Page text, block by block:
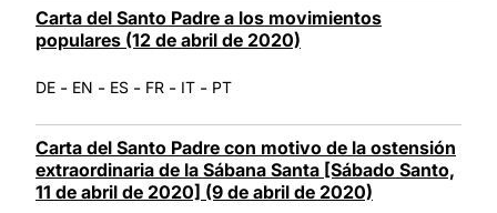
Carta del Santo Padre a los movimientos
populares (12 de abril de 2020)
DE - EN - ES - FR - IT - PT
Carta del Santo Padre con motivo de la ostensión
extraordinaria de la Sábana Santa [Sábado Santo,
11 de abril de 2020] (9 de abril de 2020)